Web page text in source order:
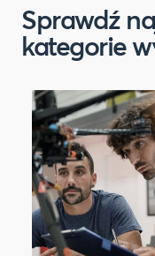
Sprawdź
kategorie